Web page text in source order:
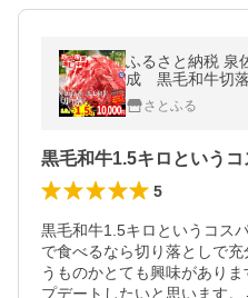
ふるさと納税 泉
成 黒毛和牛切
さとふる
黒毛和牛1.5キロという
5
黒毛和牛1.5キロというコス
で食べるなら切り落としで
うものかとても興味があり
プデートしたいと思います